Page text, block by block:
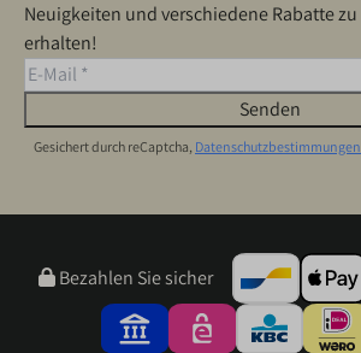
Neuigkeiten und verschiedene Rabatte zu
erhalten!
Senden
Gesichert durch reCaptcha, Datenschutzbestimmungen
Bezahlen Sie sicher